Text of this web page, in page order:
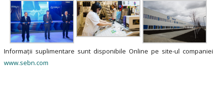
Informaţii suplimentare sunt disponibile Online pe site-ul companiei
www.sebn.com